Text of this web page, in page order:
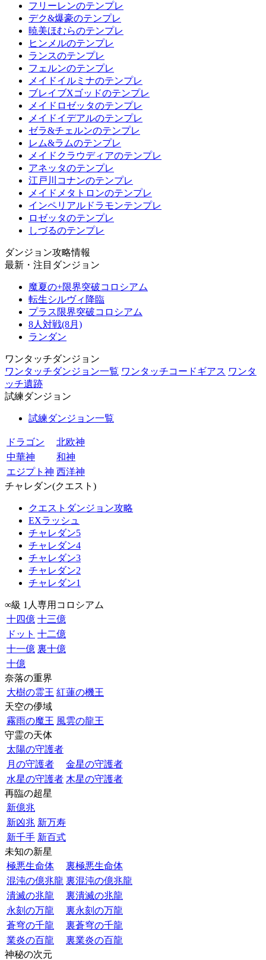
フリーレンのテンプレ
デク&爆豪のテンプレ
暁美ほむらのテンプレ
ヒンメルのテンプレ
ランスのテンプレ
フェルンのテンプレ
メイドイルミナのテンプレ
ブレイブXゴッドのテンプレ
メイドロゼッタのテンプレ
メイドイデアルのテンプレ
ゼラ&チェルンのテンプレ
レム&ラムのテンプレ
メイドクラウディアのテンプレ
アネッタのテンプレ
江戸川コナンのテンプレ
メイドメタトロンのテンプレ
インペリアルドラモンテンプレ
ロゼッタのテンプレ
しづるのテンプレ
ダンジョン攻略情報
最新・注目ダンジョン
魔夏の+限界突破コロシアム
転生シルヴィ降臨
プラス限界突破コロシアム
8人対戦(8月)
ランダン
ワンタッチダンジョン
ワンタッチダンジョン一覧 ワンタッチコードギアス ワンタ
ッチ遺跡
試練ダンジョン
試練ダンジョン一覧
ドラゴン
北欧神
中華神
和神
エジプト神 西洋神
チャレダン(クエスト)
クエストダンジョン攻略
EXラッシュ
チャレダン5
チャレダン4
チャレダン3
チャレダン2
チャレダン1
∞級 1人専用コロシアム
十四億 十三億
ドット 十二億
十一億 裏十億
十億
奈落の重界
大樹の霊王 紅蓮の機王
天空の儚域
霧雨の魔王 風雲の龍王
守霊の天体
太陽の守護者
月の守護者
金星の守護者
水星の守護者 木星の守護者
再臨の超星
新億兆
新凶兆 新万寿
新千手 新百式
未知の新星
極悪生命体
裏極悪生命体
混沌の億兆龍 裏混沌の億兆龍
潰滅の兆龍
裏潰滅の兆龍
永刻の万龍
裏永刻の万龍
蒼穹の千龍
裏蒼穹の千龍
業炎の百龍
裏業炎の百龍
神秘の次元